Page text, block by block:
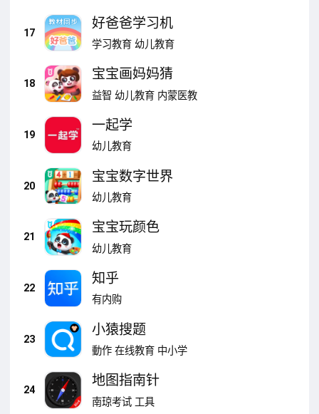
17
好爸爸学习机
学习教育 幼儿教育
18
宝宝画妈妈猜
益智 幼儿教育 内蒙医教
19
一起学
幼儿教育
20
宝宝数字世界
幼儿教育
21
宝宝玩颜色
幼儿教育
22
知乎
有内购
23
小猿搜题
動作 在线教育 中小学
24
地图指南针
南琼考试 工具